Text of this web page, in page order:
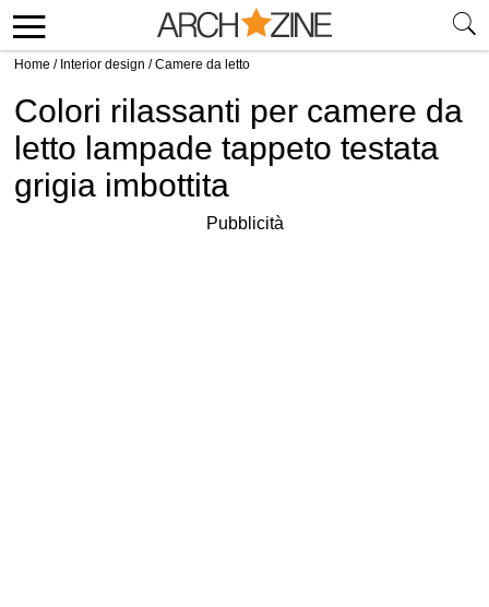
Home / Interior design /Camere da letto
Colori rilassanti per camere da
letto lampade tappeto testata
grigia imbottita
Pubblicità